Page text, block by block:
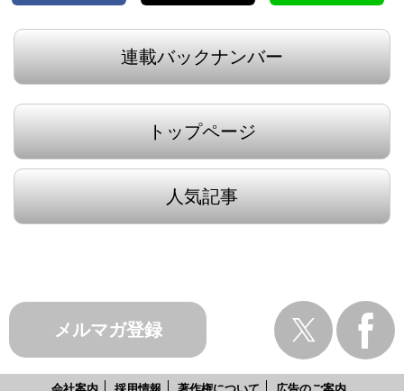
連載バックナンバー
トップページ
人気記事
メルマガ登録